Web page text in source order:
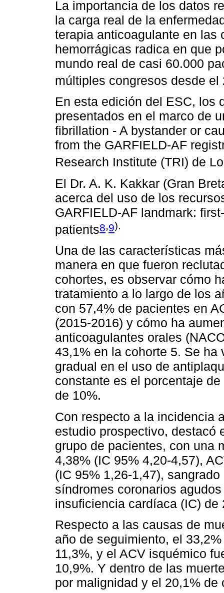
La importancia de los datos
la carga real de la
terapia anticoagulante en las
hemorrágicas radica en que
mundo real de casi 60.000
múltiples congresos desde el
En esta edición del ESC, los
presentados en el marco de
fibrillation - A bystander or
from the GARFIELD-AF
Research Institute (TRI) de
El Dr. A. K. Kakkar (Gran
acerca del uso de los
GARFIELD-AF landmark:
patients8,9).
Una de las características
manera en que fueron
cohortes, es observar cómo
tratamiento a lo largo de los
con 57,4% de pacientes en
(2015-2016) y cómo ha
anticoagulantes orales
43,1% en la cohorte 5. Se
gradual en el uso de
constante es el porcentaje
de 10%.
Con respecto a la incidencia
estudio prospectivo, destacó
grupo de pacientes, con una
4,38% (IC 95% 4,20-4,57),
(IC 95% 1,26-1,47),
síndromes coronarios
insuficiencia cardíaca (IC) de
Respecto a las causas de
año de seguimiento, el
11,3%, y el ACV isquémico
10,9%. Y dentro de las
por malignidad y el 20,1% de